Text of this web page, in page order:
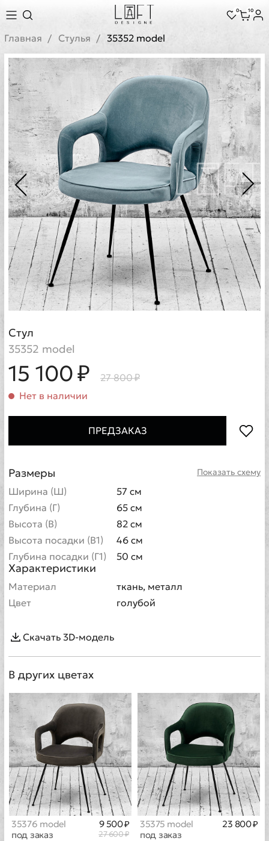
0 10
Главная Стулья 35352 model
Стул
35352 model
15 100 ₽
27 800 ₽
Нет в наличии
ПРЕДЗАКАЗ
Показать схему
Размеры
Ширина (Ш)
57 см
Глубина (Г)
65 см
Высота (В)
82 см
Высота посадки (В1)
46 см
Глубина посадки (Г1)
50 см
Характеристики
Материал
ткань, металл
Цвет
голубой
Скачать 3D-модель
В других цветах
35376 model
под заказ
27 600 ₽
9 500 ₽
35375 model
под заказ
23 800 ₽